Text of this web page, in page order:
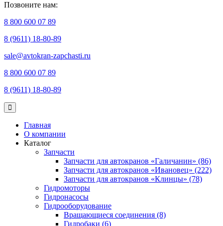
Позвоните нам:
8 800 600 07 89
8 (9611) 18-80-89
sale@avtokran-zapchasti.ru
8 800 600 07 89
8 (9611) 18-80-89
Главная
О компании
Каталог
Запчасти
Запчасти для автокранов «Галичанин» (86)
Запчасти для автокранов «Ивановец» (222)
Запчасти для автокранов «Клинцы» (78)
Гидромоторы
Гидронасосы
Гидрооборудование
Вращающиеся соединения (8)
Гидробаки (6)